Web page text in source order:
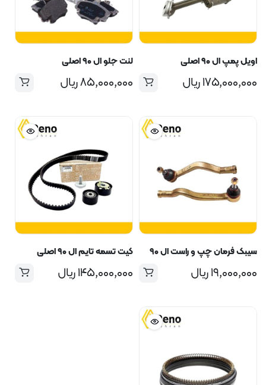
اویل پمپ ال ۹۰ اصلی
۱۷۵,۰۰۰,۰۰۰ریال
لنت جلو ال ۹۰ اصلی
۸۵,۰۰۰,۰۰۰ریال
سیبک فرمان چپ و راست ال ۹۰
۱۹,۰۰۰,۰۰۰ریال
کیت تسمه تایم ال ۹۰ اصلی
۱۴۵,۰۰۰,۰۰۰ریال